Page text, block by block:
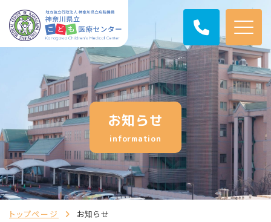
お知らせ
information
トップページ お知らせ